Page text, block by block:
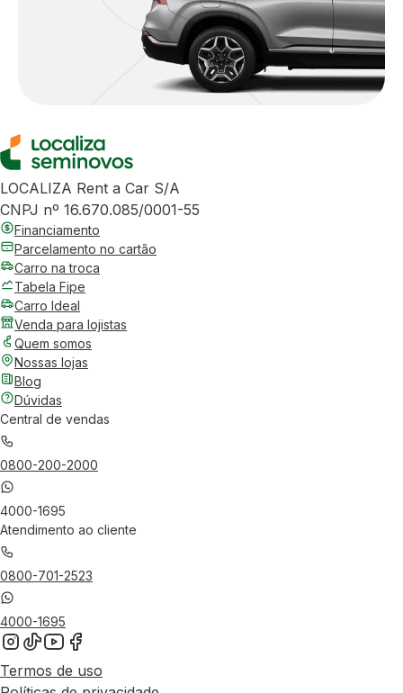
LOCALIZA Rent a Car S/A
CNPJ nº 16.670.085/0001-55
Financiamento
Parcelamento no cartão
Carro na troca
Tabela Fipe
Carro Ideal
Venda para lojistas
Quem somos
Nossas lojas
Blog
Dúvidas
Central de vendas
0800-200-2000
4000-1695
Atendimento ao cliente
0800-701-2523
4000-1695
Termos de uso